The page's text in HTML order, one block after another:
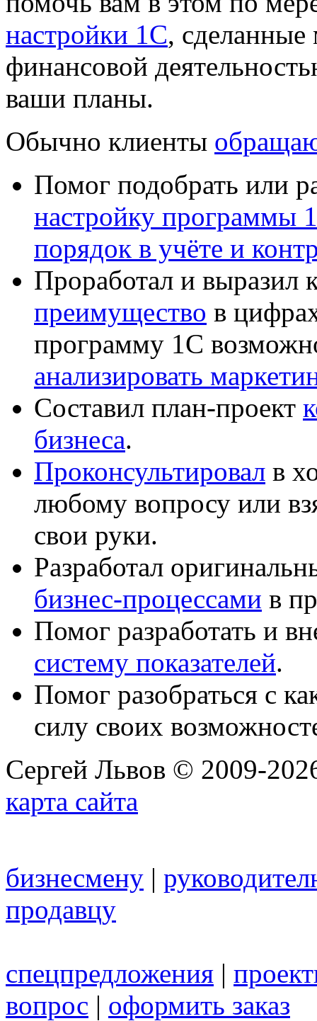
настройки 1С,
финансовой
ваши планы.
Обычно клиенты
Помог подобрать или
настройку программы
порядок в учёте и
Проработал и выразил
преимущество в
программу 1С
анализировать
Составил план-проект
бизнеса.
Проконсультировал в
любому вопросу или
свои руки.
Разработал
бизнес-процессами в
Помог разработать и
систему показателей.
Помог разобраться с
силу своих
Сергей Львов © 2009-
карта сайта
бизнесмену |
продавцу
спецпредложения |
вопрос | оформить заказ